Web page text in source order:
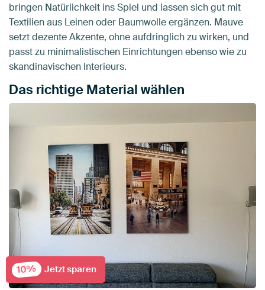
bringen Natürlichkeit ins Spiel und lassen sich gut mit
Textilien aus Leinen oder Baumwolle ergänzen. Mauve
setzt dezente Akzente, ohne aufdringlich zu wirken, und
passt zu minimalistischen Einrichtungen ebenso wie zu
skandinavischen Interieurs.
Das richtige Material wählen
10% Jetzt sparen